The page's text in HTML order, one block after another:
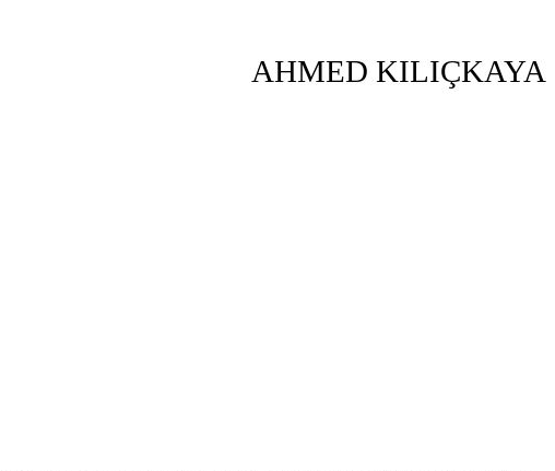
AHMED KILIÇKAYA